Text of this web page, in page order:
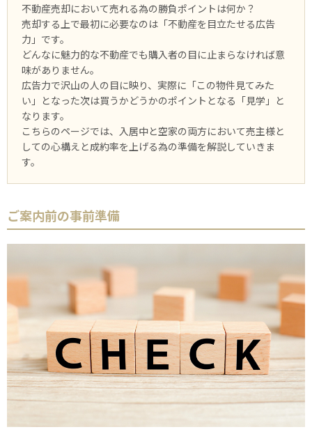
不動産売却において売れる為の勝負ポイントは何か？
売却する上で最初に必要なのは「不動産を目立たせる広告
力」です。
どんなに魅力的な不動産でも購入者の目に止まらなければ意
味がありません。
広告力で沢山の人の目に映り、実際に「この物件見てみた
い」となった次は買うかどうかのポイントとなる「見学」と
なります。
こちらのページでは、入居中と空家の両方において売主様と
しての心構えと成約率を上げる為の準備を解説していきま
す。
ご案内前の事前準備